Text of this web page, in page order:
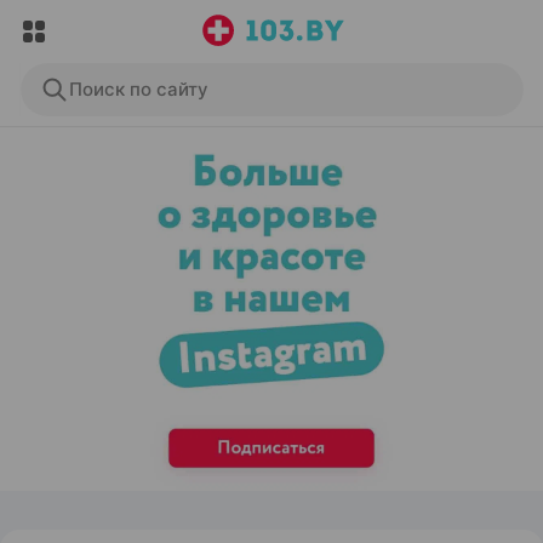
Поиск по сайту
ЭФФЕКТИВНАЯ РЕКЛАМА НА САЙТЕ